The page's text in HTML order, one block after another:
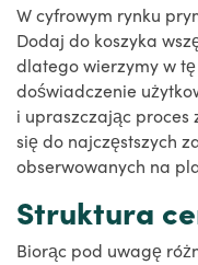
W cyfrowym rynku
Dodaj do koszyka
dlatego wierzymy w
doświadczenie
i upraszczając proces
się do najczęstszych
obserwowanych na
Struktura
Biorąc pod uwagę